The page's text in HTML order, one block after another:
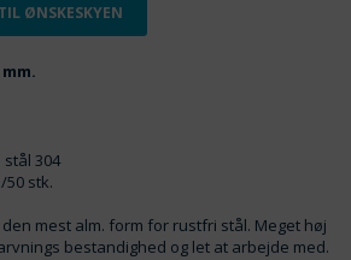
ØNSKESKYEN
304
50 stk.
den mest alm. form for rustfri stål. Meget høj
bestandighed og let at arbejde med.